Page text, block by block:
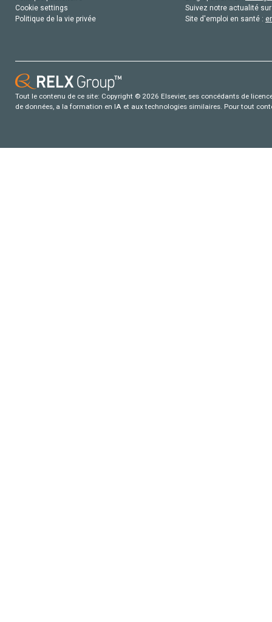
Cookie settings
Politique de la vie privée
Suivez notre actualité
Site d'emploi en santé :
Tout le contenu de ce site: Copyright © 2026 Elsevier, ses concédants de
de données, a la formation en IA et aux technologies similaires. Pour tout